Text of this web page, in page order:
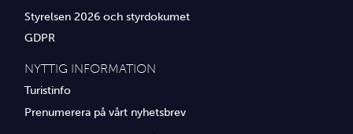
Styrelsen 2026 och styrdokumet
GDPR
NYTTIG INFORMATION
Turistinfo
Prenumerera på vårt nyhetsbrev